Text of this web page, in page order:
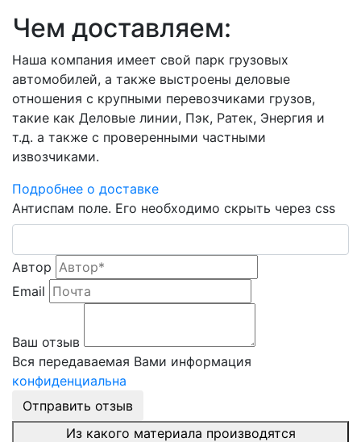
Чем доставляем:
Наша компания имеет свой парк грузовых
автомобилей, а также выстроены деловые
отношения с крупными перевозчиками грузов,
такие как Деловые линии, Пэк, Ратек, Энергия и
т.д. а также с проверенными частными
извозчиками.
Подробнее о доставке
Антиспам поле. Его необходимо скрыть через css
Автор
Email
Ваш отзыв
Вся передаваемая Вами информация
конфиденциальна
Отправить отзыв
Из какого материала производятся